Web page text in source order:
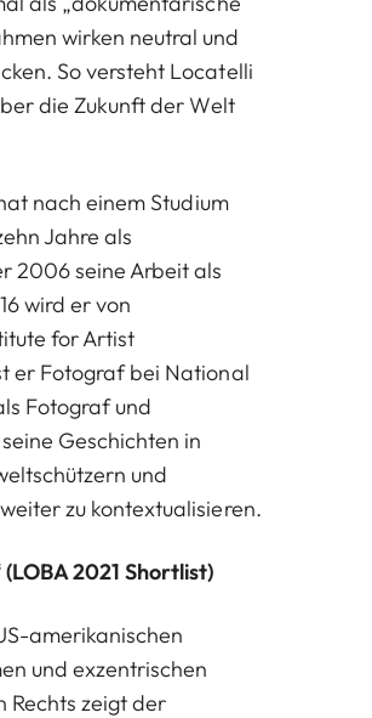
wirken neutral und
So versteht Locatelli
die Zukunft der Welt
nach einem Studium
Jahre als
2006 seine Arbeit als
wird er von
for Artist
er Fotograf bei National
Fotograf und
Geschichten in
und
zu kontextualisieren.
2021 Shortlist)
amerikanischen
und exzentrischen
Rechts zeigt der